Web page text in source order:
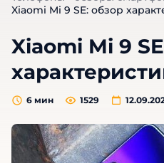
Xiaomi Mi 9 SE: обзор
Xiaomi Mi 9
6 мин 1529